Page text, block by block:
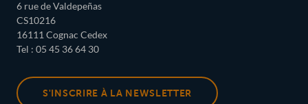
6 rue de Valdepeñas
CS10216
16111 Cognac Cedex
Tel : 05 45 36 64 30
S'INSCRIRE À LA NEWSLETTER